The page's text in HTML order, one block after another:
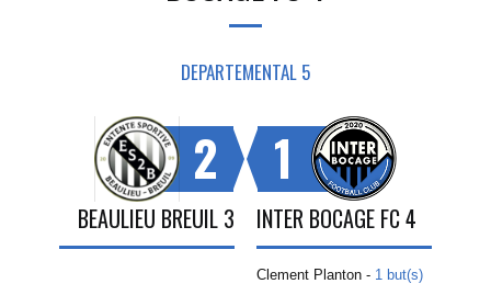
DEPARTEMENTAL 5
2
BEAULIEU BREUIL 3
1
INTER BOCAGE FC 4
Clement Planton - 1 but(s)